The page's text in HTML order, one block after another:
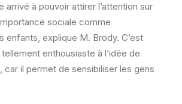
arrivé à pouvoir attirer l’attention sur
sociale comme
enfants, explique M. Brody. C’est
enthousiaste à l’idée de
car il permet de sensibiliser les gens